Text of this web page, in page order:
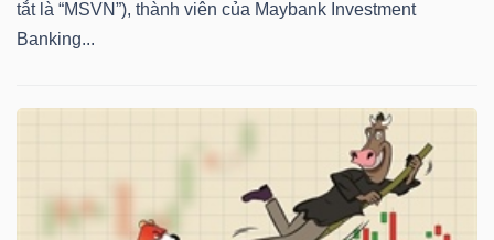
tắt là “MSVN”), thành viên của Maybank Investment
Banking...
NĂNG
NGUYÊN
VẬT